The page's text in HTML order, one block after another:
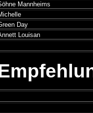
Mannheims
Day
Louisan